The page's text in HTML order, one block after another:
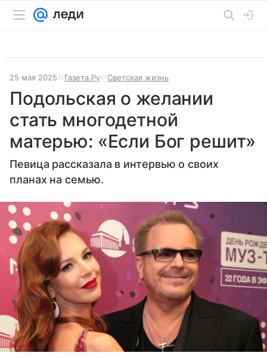
25 мая 2025 Газета.Ру Светская жизнь
Подольская о желании
стать многодетной
матерью: «Если Бог решит»
Певица рассказала в интервью о своих
планах на семью.